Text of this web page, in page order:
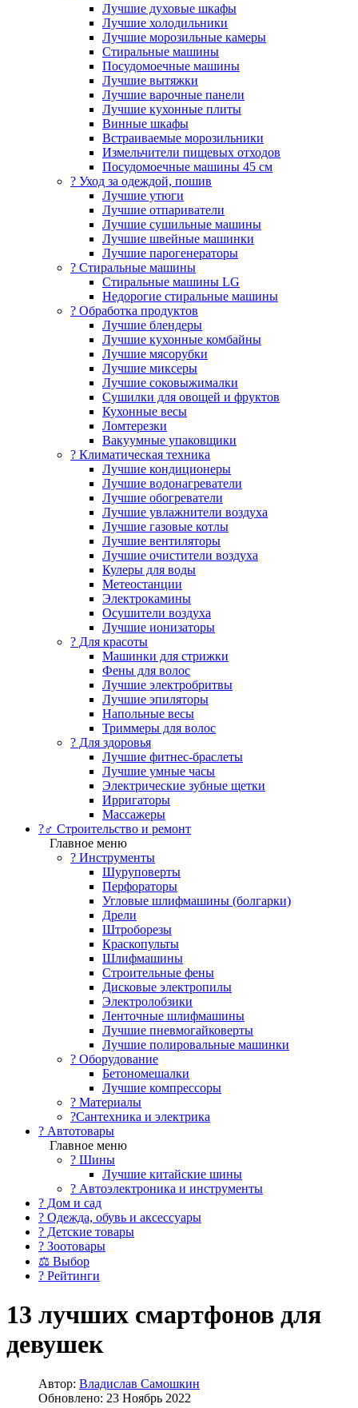
Лучшие духовые шкафы
Лучшие холодильники
Лучшие морозильные камеры
Стиральные машины
Посудомоечные машины
Лучшие вытяжки
Лучшие варочные панели
Лучшие кухонные плиты
Винные шкафы
Встраиваемые морозильники
Измельчители пищевых отходов
Посудомоечные машины 45 см
? Уход за одеждой, пошив
Лучшие утюги
Лучшие отпариватели
Лучшие сушильные машины
Лучшие швейные машинки
Лучшие парогенераторы
? Стиральные машины
Стиральные машины LG
Недорогие стиральные машины
? Обработка продуктов
Лучшие блендеры
Лучшие кухонные комбайны
Лучшие мясорубки
Лучшие миксеры
Лучшие соковыжималки
Сушилки для овощей и фруктов
Кухонные весы
Ломтерезки
Вакуумные упаковщики
?️ Климатическая техника
Лучшие кондиционеры
Лучшие водонагреватели
Лучшие обогреватели
Лучшие увлажнители воздуха
Лучшие газовые котлы
Лучшие вентиляторы
Лучшие очистители воздуха
Кулеры для воды
Метеостанции
Электрокамины
Осушители воздуха
Лучшие ионизаторы
? Для красоты
Машинки для стрижки
Фены для волос
Лучшие электробритвы
Лучшие эпиляторы
Напольные весы
Триммеры для волос
? Для здоровья
Лучшие фитнес-браслеты
Лучшие умные часы
Электрические зубные щетки
Ирригаторы
Массажеры
?‍♂️ Строительство и ремонт
Главное меню
?️ Инструменты
Шуруповерты
Перфораторы
Угловые шлифмашины (болгарки)
Дрели
Штроборезы
Краскопульты
Шлифмашины
Строительные фены
Дисковые электропилы
Электролобзики
Ленточные шлифмашины
Лучшие пневмогайковерты
Лучшие полировальные машинки
?️ Оборудование
Бетономешалки
Лучшие компрессоры
? Материалы
?Сантехника и электрика
? Автотовары
Главное меню
? Шины
Лучшие китайские шины
? Автоэлектроника и инструменты
? Дом и сад
? Одежда, обувь и аксессуары
? Детские товары
? Зоотовары
⚖ Выбор
? Рейтинги
13 лучших смартфонов для
девушек
Автор: Владислав Самошкин
Обновлено: 23 Ноябрь 2022